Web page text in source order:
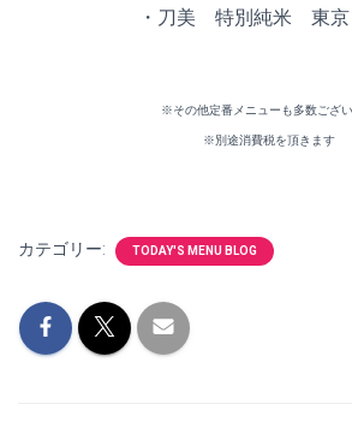
・刀美 特別純米 東
※その他定番メニューも多数ござ
※別途消費税を頂きます
カテゴリー: TODAY'S MENU BLOG